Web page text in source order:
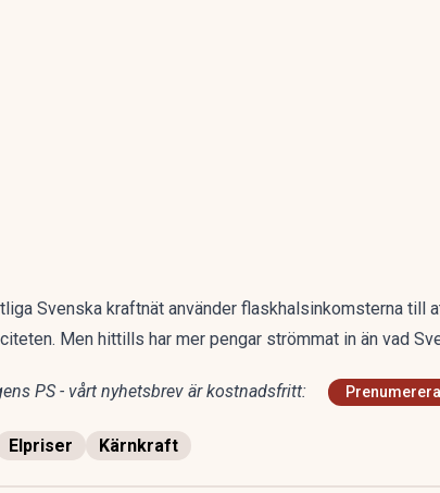
Svenska kraftnät använder flaskhalsinkomsterna till
Men hittills har mer pengar strömmat in än vad
PS - vårt nyhetsbrev är kostnadsfritt: Prenumerera
Elpriser Kärnkraft